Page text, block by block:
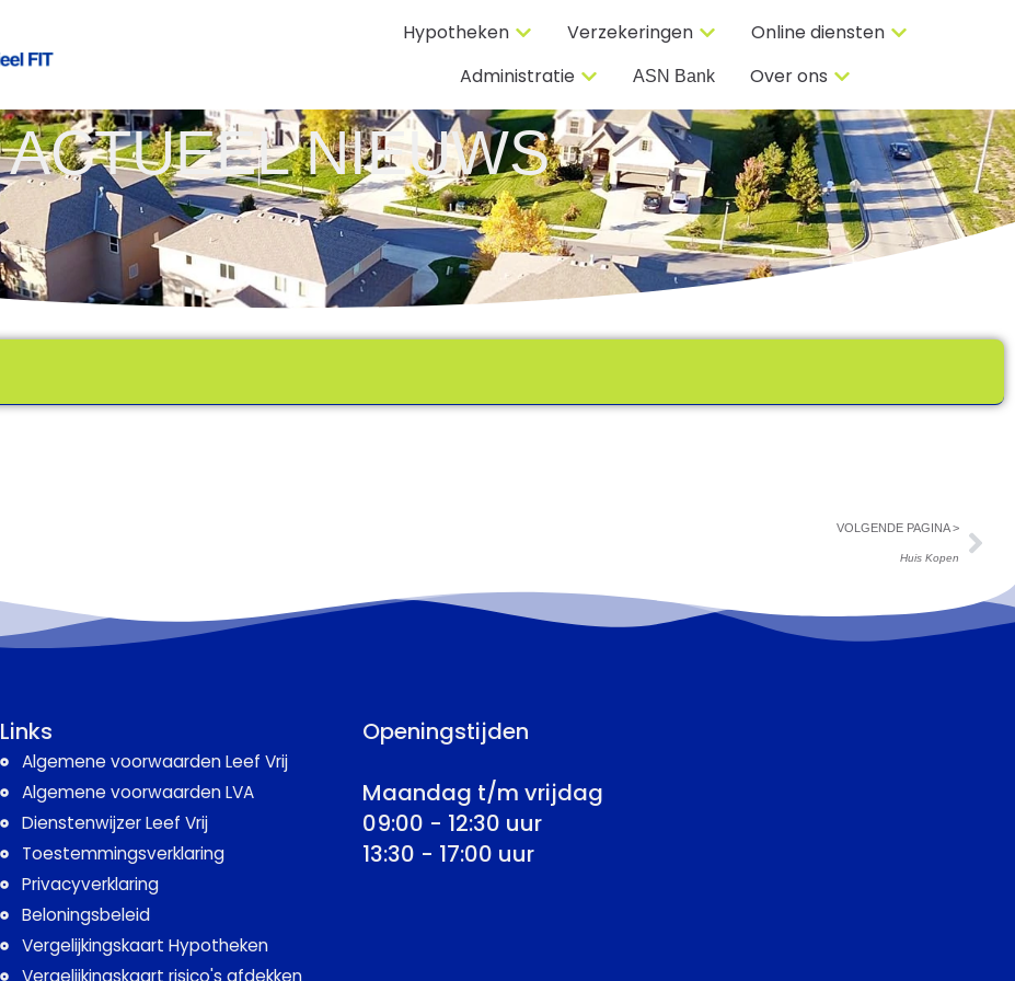
Hypotheken Verzekeringen
Online diensten
Administratie
ASN Bank Over ons
ACTUEEL NIEUWS
VOLGENDE PAGINA >
Huis Kopen
Links
Algemene voorwaarden Leef Vrij
Algemene voorwaarden LVA
Dienstenwijzer Leef Vrij
Toestemmingsverklaring
Privacyverklaring
Beloningsbeleid
Vergelijkingskaart Hypotheken
Vergelijkingskaart risico's afdekken
Openingstijden
Maandag t/m vrijdag
09:00 - 12:30 uur
13:30 - 17:00 uur